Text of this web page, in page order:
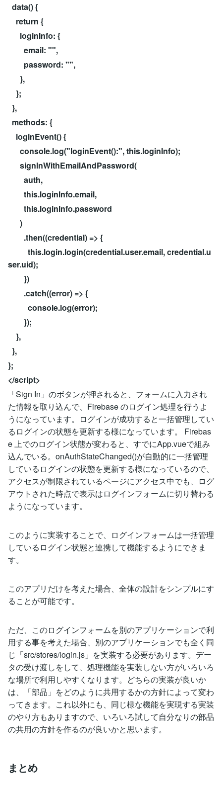
data() {
return {
loginInfo: {
email: "",
password: "",
},
};
},
methods: {
loginEvent() {
console.log("loginEvent():", this.loginInfo);
signInWithEmailAndPassword(
auth,
this.loginInfo.email,
this.loginInfo.password
)
.then((credential) => {
this.login.login(credential.user.email, credential.u
ser.uid);
})
.catch((error) => {
console.log(error);
});
},
},
};
</script>
「Sign In」のボタンが押されると、フォームに入力され
た情報を取り込んで、Firebase のログイン処理を行うよ
うになっています。ログインが成功すると一括管理してい
るログインの状態を更新する様になっています。 Firebas
e 上でのログイン状態が変わると、すでにApp.vueで組み
込んでいる。onAuthStateChanged()が自動的に一括管理
しているログインの状態を更新する様になっているので、
アクセスが制限されているページにアクセス中でも、ログ
アウトされた時点で表示はログインフォームに切り替わる
ようになっています。
このように実装することで、ログインフォームは一括管理
しているログイン状態と連携して機能するようにできま
す。
このアプリだけを考えた場合、全体の設計をシンプルにす
ることが可能です。
ただ、このログインフォームを別のアプリケーションで利
用する事を考えた場合、別のアプリケーションでも全く同
じ「src/stores/login.js」を実装する必要があります。デー
タの受け渡しをして、処理機能を実装しない方がいろいろ
な場所で利用しやすくなります。どちらの実装が良いか
は、「部品」をどのように共用するかの方針によって変わ
ってきます。これ以外にも、同じ様な機能を実現する実装
のやり方もありますので、いろいろ試して自分なりの部品
の共用の方針を作るのが良いかと思います。
まとめ